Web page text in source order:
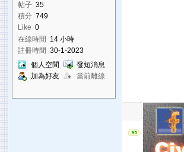
帖子 35
積分 749
Like 0
在線時間 14 小時
註冊時間 30-1-2023
個人空間
發短消息
加為好友
當前離線